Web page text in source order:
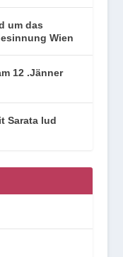
um das
Wien
12 .Jänner
Sarata lud